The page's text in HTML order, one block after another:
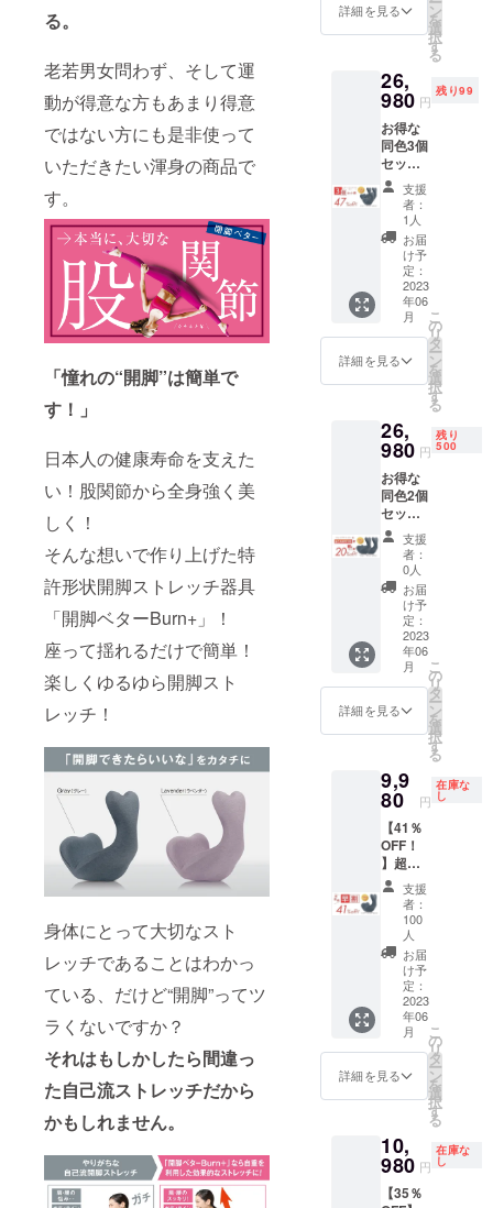
る。
老若男女問わず、そして運
動が得意な方もあまり得意
ではない方にも是非使って
いただきたい渾身の商品で
す。
「憧れの“開脚”は簡単で
す！」
日本人の健康寿命を支えた
い！股関節から全身強く美
しく！
そんな想いで作り上げた特
許形状開脚ストレッチ器具
「開脚ベターBurn+」！
座って揺れるだけで簡単！
楽しくゆるゆら開脚スト
レッチ！
身体にとって大切なスト
レッチであることはわかっ
ている、だけど“開脚”ってツ
ラくないですか？
それはもしかしたら間違っ
た自己流ストレッチだから
かもしれません。
致しま
る返
品・返
金は受
け付け
ており
ませ
ん。ご
了承く
ださ
い。
税・送
料を含
みま
割引率
は税込
予定販
売価格
(16,980
円)に対
するも
ので
す。 ※
製造状
況によ
り出荷
時期が
遅れる
場合、
早急に
ご連絡
に関す
る返
品・返
金は受
け付け
ており
ませ
ん。ご
了承く
ださ
い。
詳細を見る ン
を
選
択
す
る
26,
980 円
残り99
お得な
同色3個
セット
割
【47％
OFF】
：限定
100セッ
ベター
Burn+ ×
3個 ※
消費
税・送
料を含
みま
割引率
は税込
予定販
売価格
(16,980
円)に対
するも
ので
す。 ※
製造状
況によ
り出荷
時期が
遅れる
場合、
早急に
ご連絡
に関す
る返
品・返
金は受
け付け
ており
ませ
ん。ご
了承く
ださ
い。
支援
者：
1人
お届
け予
定：
2023
年06
月
詳細を見る
こ
の
リ
タ
ー
ン
を
選
択
す
る
26,
980 円
残り
500
お得な
同色2個
セット
CAMPF
IRE割
【20％
OFF】
：限定
500セッ
ベター
Burn+ ×
2個 ※
消費
税・送
料を含
す。 ※
割引率
は税込
予定販
売価格
(16,980
円)に対
するも
ので
す。 ※
製造状
況によ
り出荷
時期が
遅れる
場合、
早急に
ご連絡
に関す
る返
金は受
支援
者：
0人
お届
け予
定：
2023
年06
月
詳細を見る
こ
の
リ
タ
ー
ン
を
選
択
す
る
9,9
80 円
在庫な
し
【41％
OFF！
】超超
超早
割：100
個限定
開脚ベ
ター
Burn+ ×
1個 ※
消費
税・送
料を含
みま
す。 ※
売価格
(16,980
円)に対
するも
支援
者：
100
人
お届
け予
定：
2023
年06
月
詳細を見る
こ
の
リ
タ
ー
ン
を
選
択
す
る
10,
980 円
在庫な
し
【35％